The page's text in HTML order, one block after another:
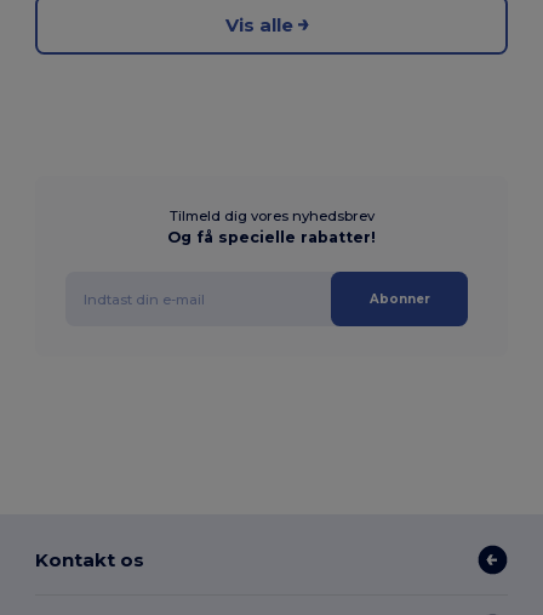
Vis alle
Tilmeld dig vores nyhedsbrev
Og få specielle rabatter!
Abonner
Kontakt os